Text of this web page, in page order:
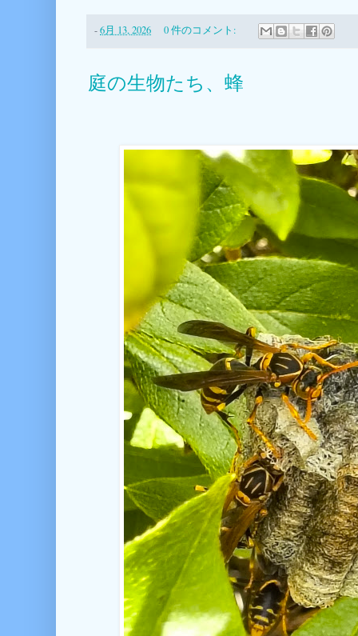
-6月 13, 2026 0 件のコメント:
庭の生物たち、蜂